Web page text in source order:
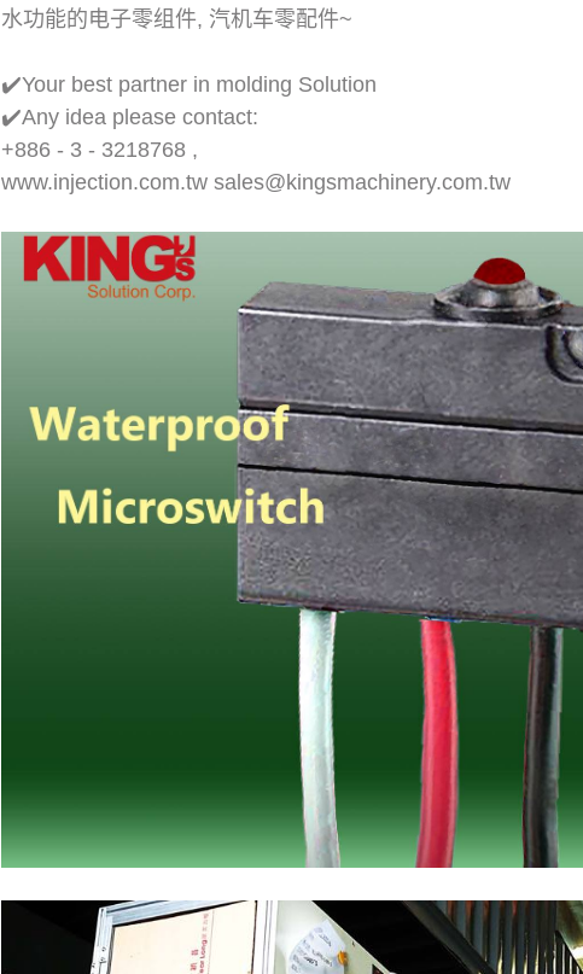
水功能的电子零组件, 汽机车零配件~
✔️Your best partner in molding Solution
✔️Any idea please contact:
+886 - 3 - 3218768 ,
www.injection.com.tw sales@kingsmachinery.com.tw